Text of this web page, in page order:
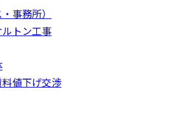
事務所）
トン工事
値下げ交渉